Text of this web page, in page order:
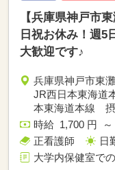
【兵庫県神戸市
日祝お休み！週5
大歓迎です♪
兵庫県神戸市東
JR西日本東海
本東海道本線
時給 1,700 円 ～
正看護師
日
大学内保健室で